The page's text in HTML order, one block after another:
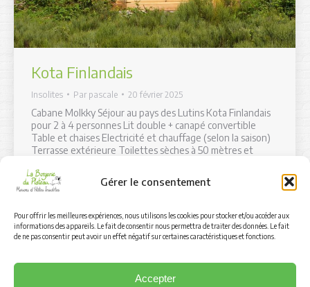
Gérer le consentement
Pour offrir les meilleures expériences, nous utilisons les cookies pour stocker et/ou accéder aux
informations des appareils. Le fait de consentir nous permettra de traiter des données. Le fait
de ne pas consentir peut avoir un effet négatif sur certaines caractéristiques et fonctions.
Accepter
Kota Finlandais
Insolites Par pascale 20 février 2025
Cabane Molkky Séjour au pays des Lutins Kota Finlandais
pour 2 à 4 personnes Lit double + canapé convertible
Table et chaises Electricité et chauffage (selon la saison)
Terrasse extérieure Toilettes sèches à 50 mètres et
toilette non fourni / en OPTION Hébergement non-
fumeur…